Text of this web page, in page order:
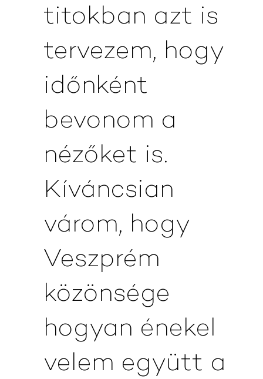
titokban azt is
tervezem, hogy
időnként
bevonom a
nézőket is.
Kíváncsian
várom, hogy
Veszprém
közönsége
hogyan énekel
velem együtt a